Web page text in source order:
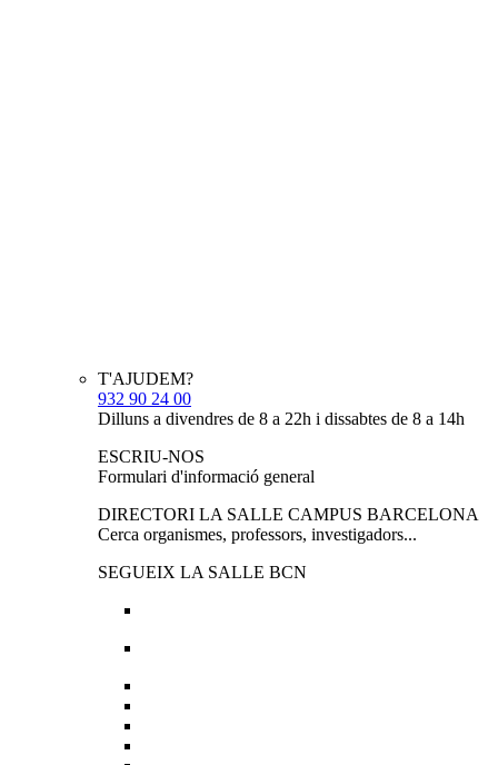
T'AJUDEM?
932 90 24 00
Dilluns a divendres de 8 a 22h i dissabtes de 8 a 14h
ESCRIU-NOS
Formulari d'informació general
DIRECTORI LA SALLE CAMPUS BARCELONA
Cerca organismes, professors, investigadors...
SEGUEIX LA SALLE BCN